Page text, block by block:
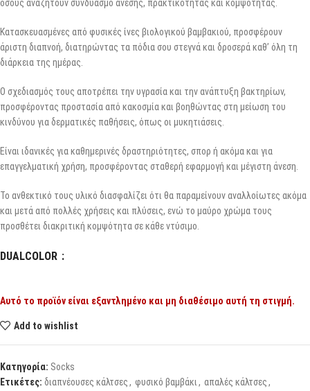
όσους αναζητούν συνδυασμό άνεσης, πρακτικότητας και κομψότητας.
Κατασκευασμένες από φυσικές ίνες βιολογικού βαμβακιού, προσφέρουν
άριστη διαπνοή, διατηρώντας τα πόδια σου στεγνά και δροσερά καθ’ όλη τη
διάρκεια της ημέρας.
Ο σχεδιασμός τους αποτρέπει την υγρασία και την ανάπτυξη βακτηρίων,
προσφέροντας προστασία από κακοσμία και βοηθώντας στη μείωση του
κινδύνου για δερματικές παθήσεις, όπως οι μυκητιάσεις.
Είναι ιδανικές για καθημερινές δραστηριότητες, σπορ ή ακόμα και για
επαγγελματική χρήση, προσφέροντας σταθερή εφαρμογή και μέγιστη άνεση.
Το ανθεκτικό τους υλικό διασφαλίζει ότι θα παραμείνουν αναλλοίωτες ακόμα
και μετά από πολλές χρήσεις και πλύσεις, ενώ το μαύρο χρώμα τους
προσθέτει διακριτική κομψότητα σε κάθε ντύσιμο.
DUALCOLOR
Αυτό το προϊόν είναι εξαντλημένο και μη διαθέσιμο αυτή τη στιγμή.
Add to wishlist
Κατηγορία: Socks
Ετικέτες: διαπνέουσες κάλτσες, φυσικό βαμβάκι, απαλές κάλτσες,